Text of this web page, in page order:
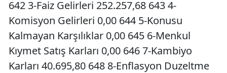
642 3-Faiz Gelirleri 252.257,68 643 4-
Komisyon Gelirleri 0,00 644 5-Konusu
Kalmayan Karşılıklar 0,00 645 6-Menkul
Kıymet Satış Karları 0,00 646 7-Kambiyo
Karları 40.695,80 648 8-Enflasyon Duzeltme